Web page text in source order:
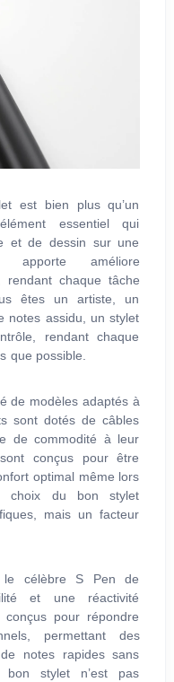
est bien plus qu’un
essentiel qui
et de dessin sur une
améliore
rendant chaque tâche
êtes un artiste, un
notes assidu, un stylet
rendant chaque
que possible.
de modèles adaptés à
sont dotés de câbles
de commodité à leur
conçus pour être
optimal même lors
choix du bon stylet
mais un facteur
le célèbre S Pen de
et une réactivité
pour répondre
permettant des
notes rapides sans
stylet n’est pas